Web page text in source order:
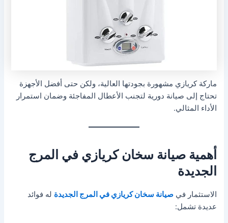
ماركة كريازي مشهورة بجودتها العالية، ولكن حتى أفضل الأجهزة
تحتاج إلى صيانة دورية لتجنب الأعطال المفاجئة وضمان استمرار
الأداء المثالي.
أهمية صيانة سخان كريازي في المرج
الجديدة
الاستثمار فيصيانة سخان كريازي في المرج الجديدة له فوائد
عديدة تشمل: